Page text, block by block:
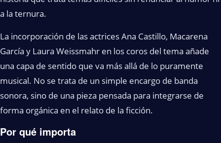
a la ternura.
La incorporación de las actrices Ana Castillo, Macarena
García y Laura Weissmahr en los coros del tema añade
una capa de sentido que va más allá de lo puramente
musical. No se trata de un simple encargo de banda
sonora, sino de una pieza pensada para integrarse de
forma orgánica en el relato de la ficción.
Por qué importa